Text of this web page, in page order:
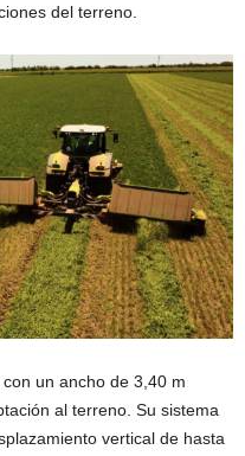
del terreno.
un ancho de 3,40 m
al terreno. Su sistema
vertical de hasta